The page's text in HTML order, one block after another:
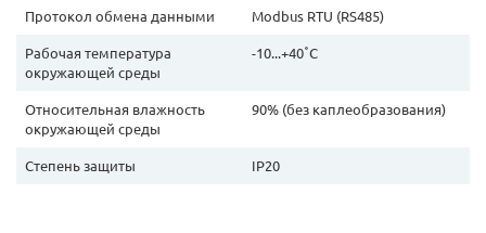
Протокол обмена данными
Modbus RTU (RS485)
Рабочая температура
окружающей среды
-10...+40˚С
Относительная влажность
окружающей среды
90% (без каплеобразования)
Степень защиты IP20